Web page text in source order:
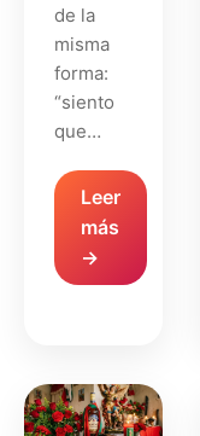
de la
misma
forma:
“siento
que…
Leer
más
→